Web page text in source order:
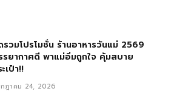
รวมโปรโมชั่น ร้านอาหารวันแม่ 2569
รยากาศดี พาแม่อิ่มถูกใจ คุ้มสบาย
เป๋า!!
ฎาคม 24, 2026